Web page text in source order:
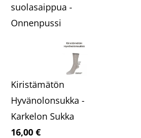
suolasaippua -
Onnenpussi
Kiristämätön
Hyvänolonsukka -
Karkelon Sukka
16,00€